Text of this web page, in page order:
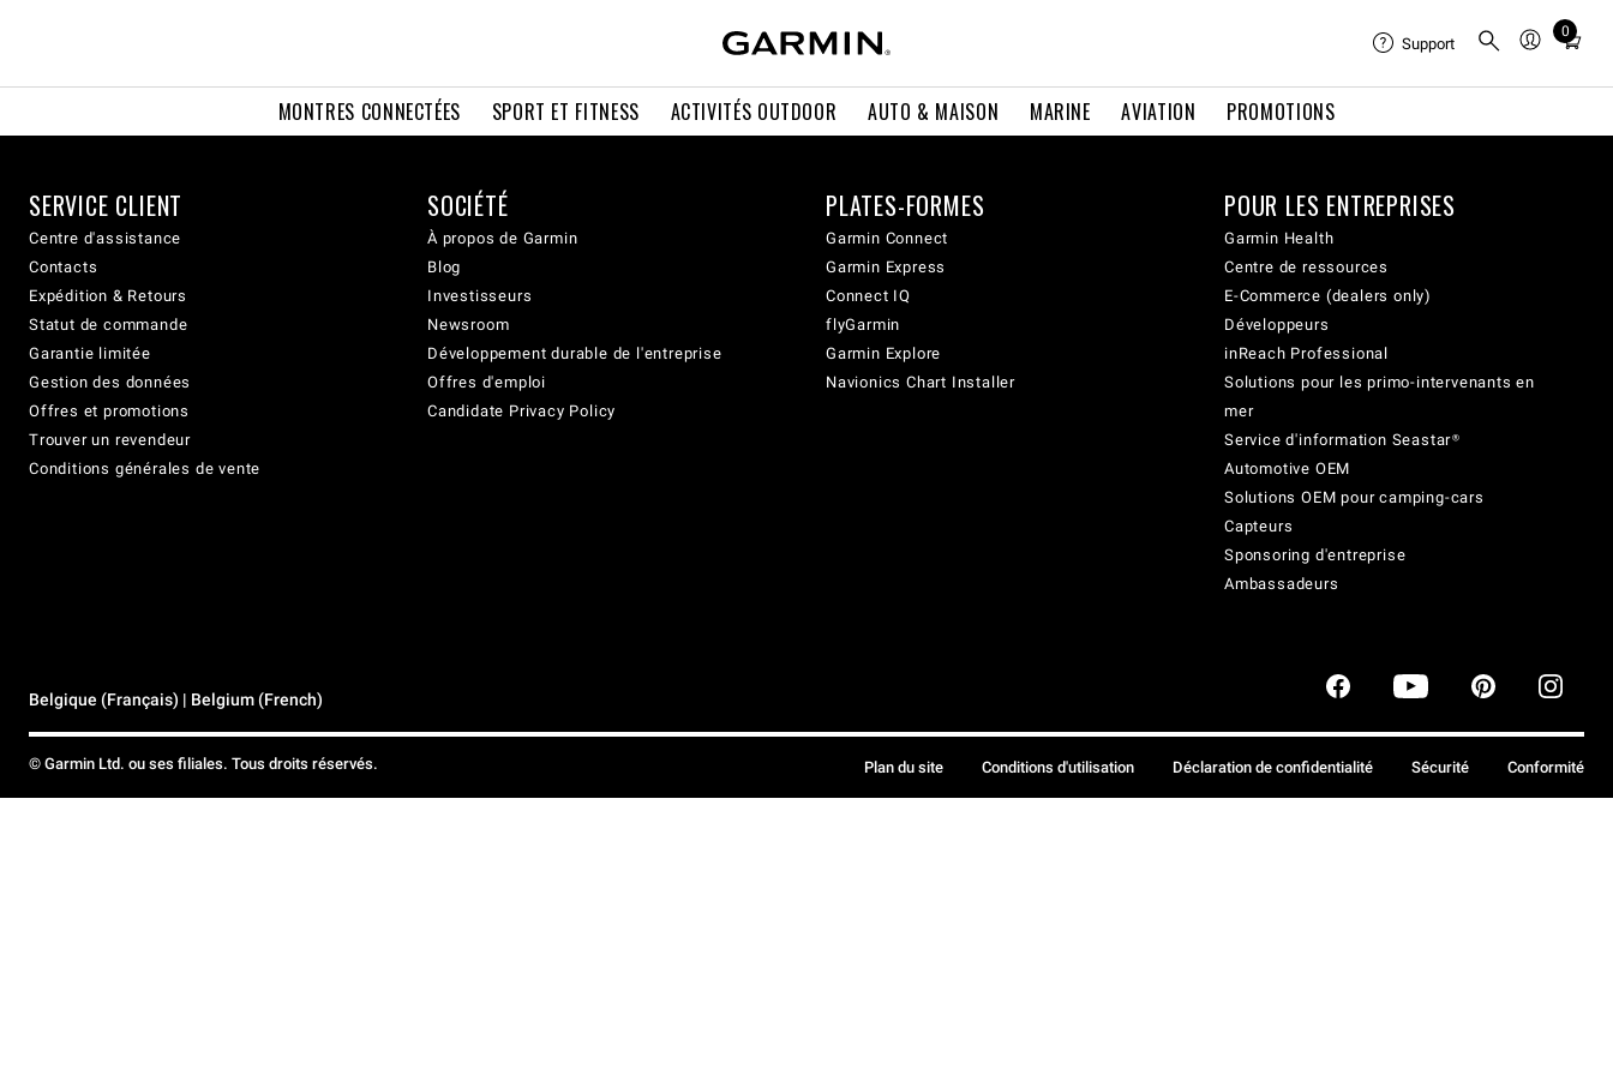
MONTRES CONNECTÉES SPORT ET FITNESS ACTIVITÉS OUTDOOR AUTO & MAISON MARINE AVIATION PROMOTIONS
Support
0
Total
cart:
SERVICE CLIENT
Centre d'assistance
Contacts
Expédition & Retours
Statut de commande
Garantie limitée
Gestion des données
Offres et promotions
Trouver un revendeur
Conditions générales de vente
SOCIÉTÉ
À propos de Garmin
Blog
Investisseurs
Newsroom
Développement durable de l'entreprise
Offres d'emploi
Candidate Privacy Policy
PLATES-FORMES
Garmin Connect
Garmin Express
Connect IQ
flyGarmin
Garmin Explore
Navionics Chart Installer
POUR LES ENTREPRISES
Garmin Health
Centre de ressources
E-Commerce (dealers only)
Développeurs
inReach Professional
Solutions pour les primo-intervenants en
mer
Service d'information Seastar®
Automotive OEM
Solutions OEM pour camping-cars
Capteurs
Sponsoring d'entreprise
Ambassadeurs
Belgique (Français) | Belgium (French)
© Garmin Ltd. ou ses filiales. Tous droits réservés. Plan du site Conditions d'utilisation Déclaration de confidentialité Sécurité Conformité